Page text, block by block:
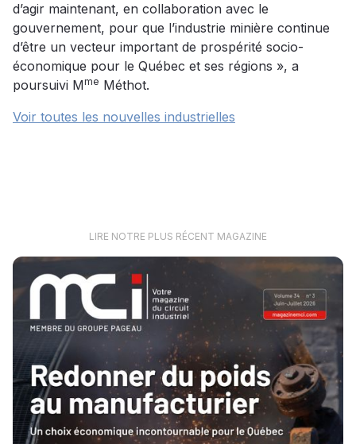
d’agir maintenant, en collaboration avec le
gouvernement, pour que l’industrie minière continue
d’être un vecteur important de prospérité socio-
économique pour le Québec et ses régions », a
poursuivi Mme Méthot.
Voir toutes les nouvelles industrielles
LIRE NOTRE PLUS RÉCENT MAGAZINE